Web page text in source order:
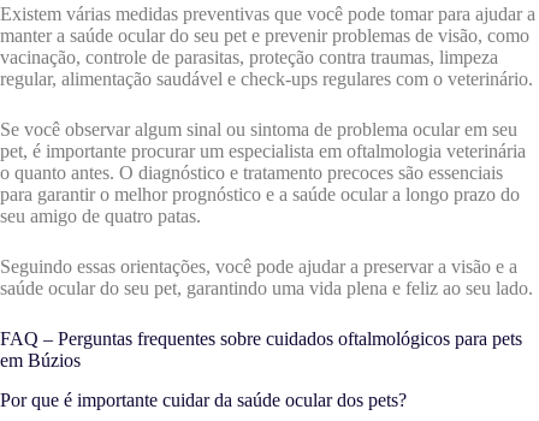
Existem várias medidas preventivas que você pode tomar para ajudar a
manter a saúde ocular do seu pet e prevenir problemas de visão, como
vacinação, controle de parasitas, proteção contra traumas, limpeza
regular, alimentação saudável e check-ups regulares com o veterinário.
Se você observar algum sinal ou sintoma de problema ocular em seu
pet, é importante procurar um especialista em oftalmologia veterinária
o quanto antes. O diagnóstico e tratamento precoces são essenciais
para garantir o melhor prognóstico e a saúde ocular a longo prazo do
seu amigo de quatro patas.
Seguindo essas orientações, você pode ajudar a preservar a visão e a
saúde ocular do seu pet, garantindo uma vida plena e feliz ao seu lado.
FAQ – Perguntas frequentes sobre cuidados oftalmológicos para pets
em Búzios
Por que é importante cuidar da saúde ocular dos pets?